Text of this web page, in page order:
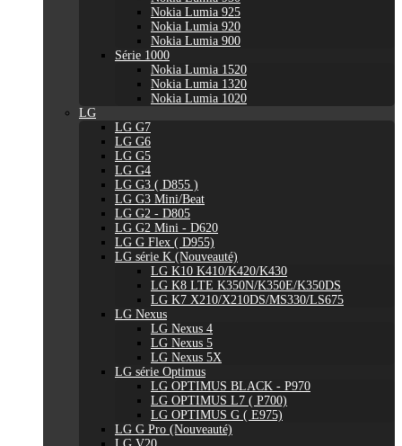
Nokia Lumia 925
Nokia Lumia 920
Nokia Lumia 900
Série 1000
Nokia Lumia 1520
Nokia Lumia 1320
Nokia Lumia 1020
LG
LG G7
LG G6
LG G5
LG G4
LG G3 ( D855 )
LG G3 Mini/Beat
LG G2 - D805
LG G2 Mini - D620
LG G Flex ( D955)
LG série K (Nouveauté)
LG K10 K410/K420/K430
LG K8 LTE K350N/K350E/K350DS
LG K7 X210/X210DS/MS330/LS675
LG Nexus
LG Nexus 4
LG Nexus 5
LG Nexus 5X
LG série Optimus
LG OPTIMUS BLACK - P970
LG OPTIMUS L7 ( P700)
LG OPTIMUS G ( E975)
LG G Pro (Nouveauté)